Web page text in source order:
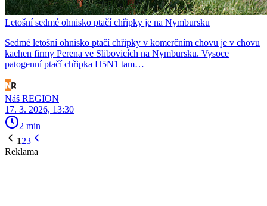
Letošní sedmé ohnisko ptačí chřipky je na Nymbursku
Sedmé letošní ohnisko ptačí chřipky v komerčním chovu je v chovu
kachen firmy Perena ve Slibovicích na Nymbursku. Vysoce
patogenní ptačí chřipka H5N1 tam…
Náš REGION
17. 3. 2026, 13:30
2 min
123
Reklama